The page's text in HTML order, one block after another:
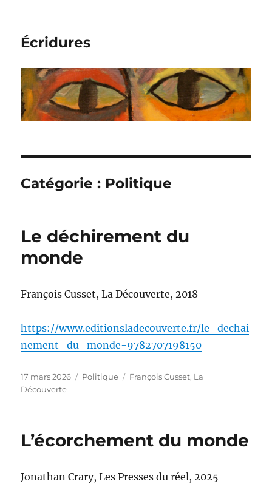
Écridures
Catégorie : Politique
Le déchirement du
monde
François Cusset, La Découverte, 2018
https://www.editionsladecouverte.fr/le_dechai
nement_du_monde-9782707198150
Publié
le
17 mars 2026 Catégories
Politique Étiquettes
François Cusset, La
Découverte
L’écorchement du monde
Jonathan Crary, Les Presses du réel, 2025